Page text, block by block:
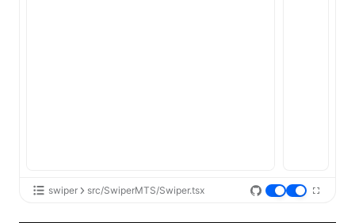
swiper src/SwiperMTS/Swiper.tsx